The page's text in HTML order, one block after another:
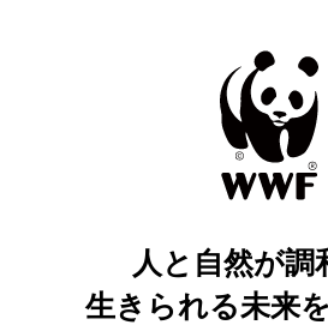
人と自然が調
生きられる未来